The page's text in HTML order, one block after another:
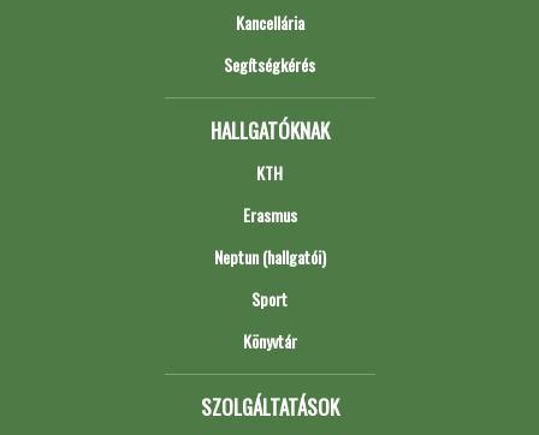
Kancellária
Segítségkérés
HALLGATÓKNAK
KTH
Erasmus
Neptun (hallgatói)
Sport
Könyvtár
SZOLGÁLTATÁSOK